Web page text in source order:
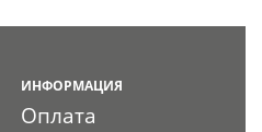
ИНФОРМАЦИЯ
Оплата